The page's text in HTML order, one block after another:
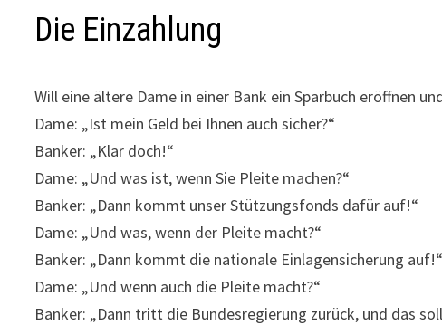
Die Einzahlung
Will eine ältere Dame in einer Bank ein Sparbuch eröffnen
Dame: „Ist mein Geld bei Ihnen auch sicher?“
Banker: „Klar doch!“
Dame: „Und was ist, wenn Sie Pleite machen?“
Banker: „Dann kommt unser Stützungsfonds dafür auf!“
Dame: „Und was, wenn der Pleite macht?“
Banker: „Dann kommt die nationale Einlagensicherung auf!“
Dame: „Und wenn auch die Pleite macht?“
Banker: „Dann tritt die Bundesregierung zurück, und das